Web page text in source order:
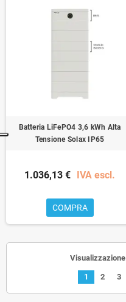
Batteria LiFePO4 3,6 kWh Alta
Tensione Solax IP65
1.036,13 € IVA escl.
COMPRA
1 2 3